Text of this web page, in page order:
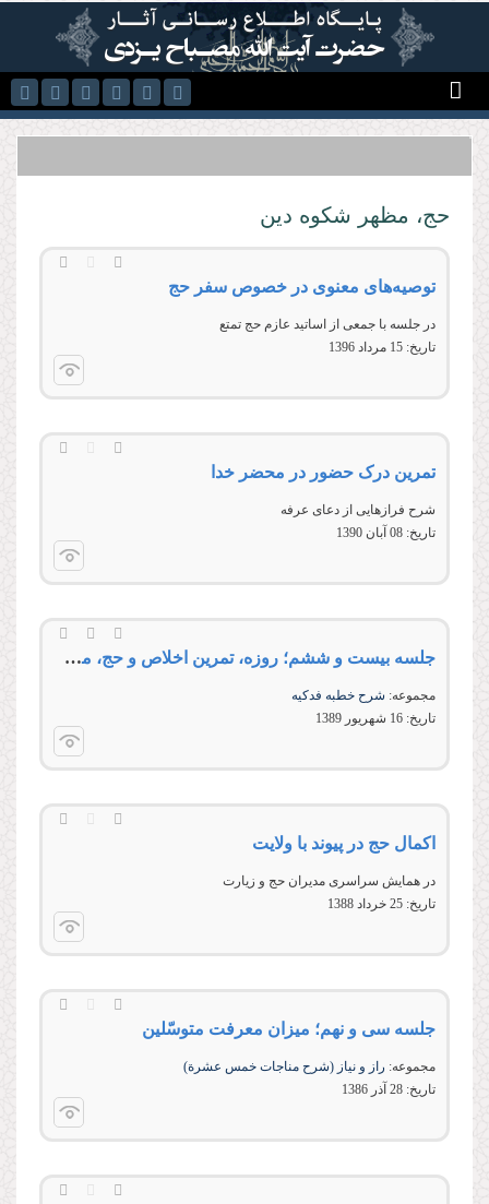
رفتن به محتوای اصلی
حج، مظهر شکوه دین
توصیه‌های معنوی در خصوص سفر حج
در جلسه با جمعی از اساتید عازم حج تمتع
تاریخ: 15 مرداد 1396
تمرین درک حضور در محضر خدا
شرح فرازهایی از دعای عرفه
تاریخ: 08 آبان 1390
جلسه بیست و ششم؛ روزه، تمرین اخلاص و حج، مظهر شکوه دین
مجموعه: شرح خطبه فدکیه
تاریخ: 16 شهريور 1389
اکمال حج در پیوند با ولایت
در همایش سراسری مدیران حج و زیارت
تاریخ: 25 خرداد 1388
جلسه سی و نهم؛ میزان معرفت متوسّلین
مجموعه: راز و نیاز (شرح مناجات خمس عشرة)
تاریخ: 28 آذر 1386